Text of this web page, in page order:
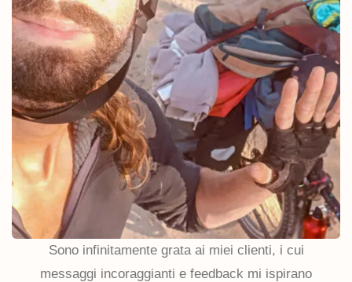
Sono infinitamente grata ai miei clienti, i cui
messaggi incoraggianti e feedback mi ispirano